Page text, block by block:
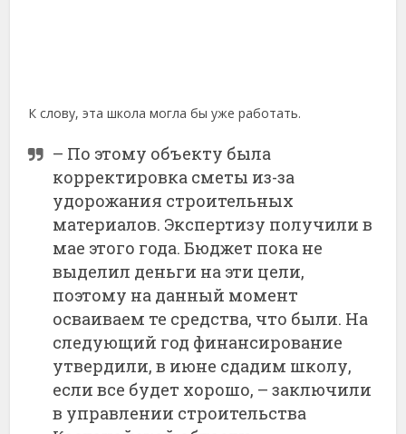
К слову, эта школа могла бы уже работать.
– По этому объекту была
корректировка сметы из-за
удорожания строительных
материалов. Экспертизу получили в
мае этого года. Бюджет пока не
выделил деньги на эти цели,
поэтому на данный момент
осваиваем те средства, что были. На
следующий год финансирование
утвердили, в июне сдадим школу,
если все будет хорошо, – заключили
в управлении строительства